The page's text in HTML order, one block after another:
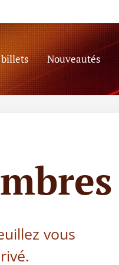
Nouveautés
vous